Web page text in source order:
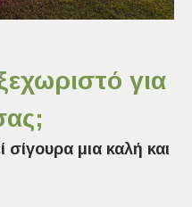
για
σίγουρα μια καλή και